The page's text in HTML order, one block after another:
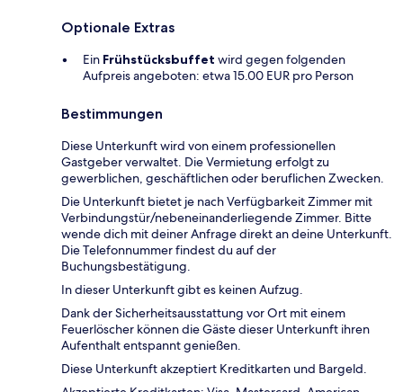
Optionale Extras
Ein Frühstücksbuffet wird gegen folgenden
Aufpreis angeboten: etwa 15.00 EUR pro Person
Bestimmungen
Diese Unterkunft wird von einem professionellen
Gastgeber verwaltet. Die Vermietung erfolgt zu
gewerblichen, geschäftlichen oder beruflichen Zwecken.
Die Unterkunft bietet je nach Verfügbarkeit Zimmer mit
Verbindungstür/nebeneinanderliegende Zimmer. Bitte
wende dich mit deiner Anfrage direkt an deine Unterkunft.
Die Telefonnummer findest du auf der
Buchungsbestätigung.
In dieser Unterkunft gibt es keinen Aufzug.
Dank der Sicherheitsausstattung vor Ort mit einem
Feuerlöscher können die Gäste dieser Unterkunft ihren
Aufenthalt entspannt genießen.
Diese Unterkunft akzeptiert Kreditkarten und Bargeld.